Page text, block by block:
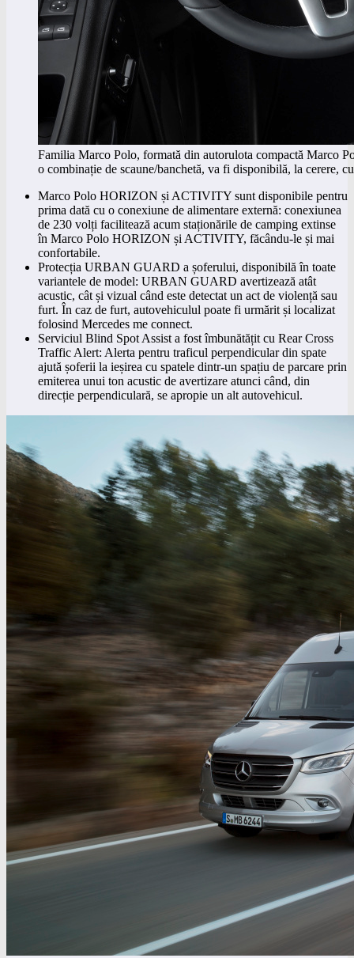
Familia Marco Polo, formată din autorulota compactă Marco
o combinație de scaune/banchetă, va fi disponibilă, la cerere,
Marco Polo HORIZON și ACTIVITY sunt disponibile pentru
prima dată cu o conexiune de alimentare externă: conexiunea
de 230 volți facilitează acum staționările de camping extinse
în Marco Polo HORIZON și ACTIVITY, făcându-le și mai
confortabile.
Protecția URBAN GUARD a șoferului, disponibilă în toate
variantele de model: URBAN GUARD avertizează atât
acustic, cât și vizual când este detectat un act de violență sau
furt. În caz de furt, autovehiculul poate fi urmărit și localizat
folosind Mercedes me connect.
Serviciul Blind Spot Assist a fost îmbunătățit cu Rear Cross
Traffic Alert: Alerta pentru traficul perpendicular din spate
ajută șoferii la ieșirea cu spatele dintr-un spațiu de parcare prin
emiterea unui ton acustic de avertizare atunci când, din
direcție perpendiculară, se apropie un alt autovehicul.